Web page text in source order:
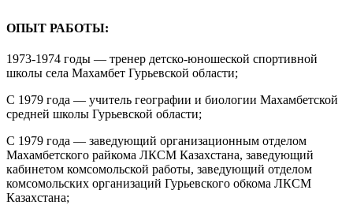
ОПЫТ РАБОТЫ:
1973-1974 годы — тренер детско-юношеской спортивной
школы села Махамбет Гурьевской области;
С 1979 года — учитель географии и биологии Махамбетской
средней школы Гурьевской области;
С 1979 года — заведующий организационным отделом
Махамбетского райкома ЛКСМ Казахстана, заведующий
кабинетом комсомольской работы, заведующий отделом
комсомольских организаций Гурьевского обкома ЛКСМ
Казахстана;